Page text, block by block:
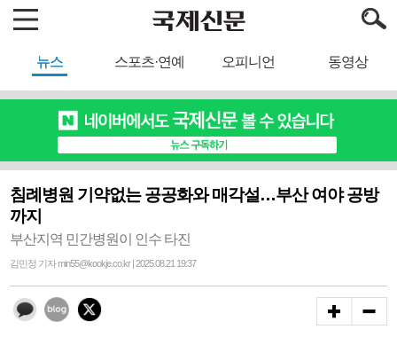
뉴스 스포츠·연예 오피니언 동영상
침례병원 기약없는 공공화와 매각설…부산 여야 공방
까지
부산지역 민간병원이 인수 타진
김민정 기자 min55@kookje.co.kr | 2025.08.21 19:37